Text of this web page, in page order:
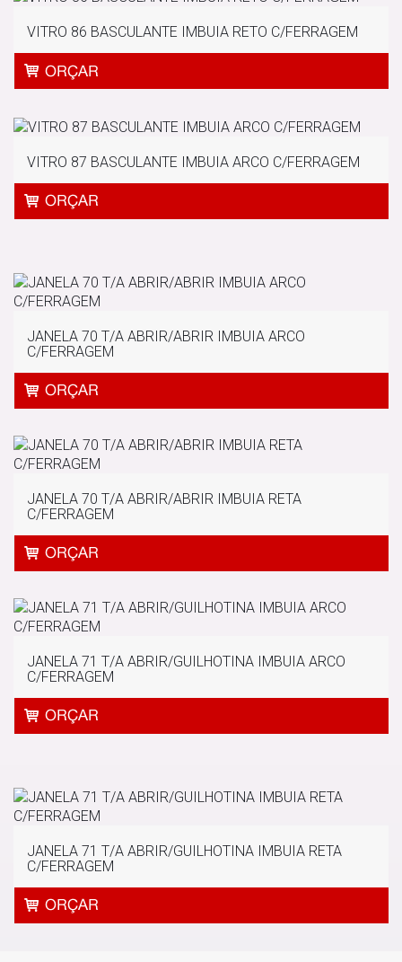
VITRO 86 BASCULANTE IMBUIA RETO C/FERRAGEM
VITRO 87 BASCULANTE IMBUIA ARCO C/FERRAGEM
JANELA 70 T/A ABRIR/ABRIR IMBUIA ARCO
C/FERRAGEM
JANELA 70 T/A ABRIR/ABRIR IMBUIA RETA
C/FERRAGEM
JANELA 71 T/A ABRIR/GUILHOTINA IMBUIA ARCO
C/FERRAGEM
JANELA 71 T/A ABRIR/GUILHOTINA IMBUIA RETA
C/FERRAGEM